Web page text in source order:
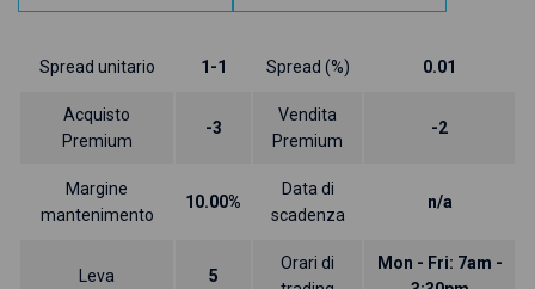
Spread unitario 1-1 Spread (%) 0.01
Acquisto
Premium
-3
Vendita
Premium
-2
Margine
mantenimento
10.00%
Data di
scadenza
n/a
Leva 5
Orari di
Mon - Fri: 7am -